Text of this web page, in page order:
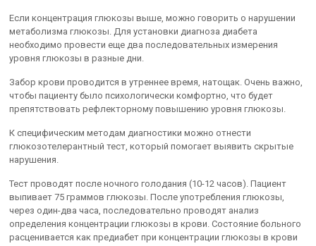
Если концентрация глюкозы выше, можно говорить о нарушении
метаболизма глюкозы. Для установки диагноза диабета
необходимо провести еще два последовательных измерения
уровня глюкозы в разные дни.
Забор крови проводится в утреннее время, натощак. Очень важно,
чтобы пациенту было психологически комфортно, что будет
препятствовать рефлекторному повышению уровня глюкозы.
К специфическим методам диагностики можно отнести
глюкозотелерантный тест, который помогает выявить скрытые
нарушения.
Тест проводят после ночного голодания (10-12 часов). Пациент
выпивает 75 граммов глюкозы. После употребления глюкозы,
через один-два часа, последовательно проводят анализ
определения концентрации глюкозы в крови. Состояние больного
расценивается как предиабет при концентрации глюкозы в крови